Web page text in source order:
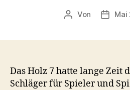
Beitragsautor
Von Mai
Das Holz 7 hatte lange Zeit
Schläger für Spieler und